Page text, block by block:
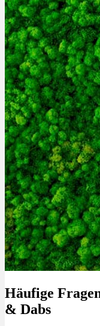
Häufige
& Dabs